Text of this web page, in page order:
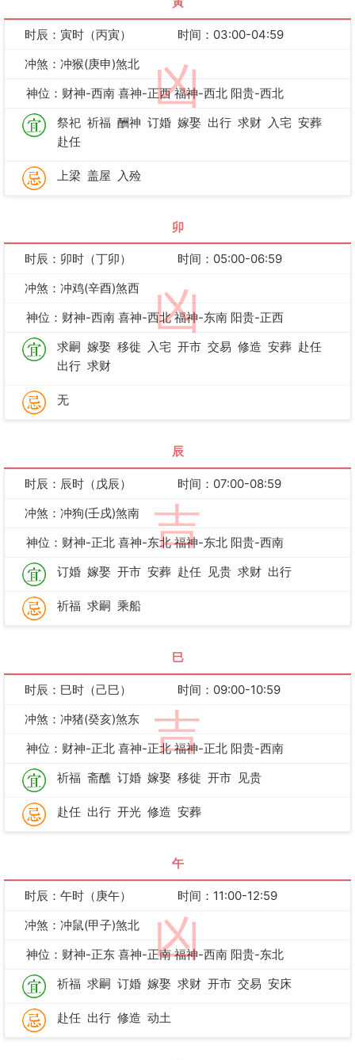
凶
时辰：寅时（丙寅）
时间：03:00-04:59
冲煞：冲猴(庚申)煞北
神位：财神-西南 喜神-正西 福神-西北 阳贵-西北
祭祀 祈福 酬神 订婚 嫁娶 出行 求财 入宅 安葬
赴任
上梁 盖屋 入殓
卯
凶
时辰：卯时（丁卯）
时间：05:00-06:59
冲煞：冲鸡(辛酉)煞西
神位：财神-西南 喜神-西北 福神-东南 阳贵-正西
求嗣 嫁娶 移徙 入宅 开市 交易 修造 安葬 赴任
出行 求财
无
辰
吉
时辰：辰时（戊辰）
时间：07:00-08:59
冲煞：冲狗(壬戌)煞南
神位：财神-正北 喜神-东北 福神-东北 阳贵-西南
订婚 嫁娶 开市 安葬 赴任 见贵 求财 出行
祈福 求嗣 乘船
巳
吉
时辰：巳时（己巳）
时间：09:00-10:59
冲煞：冲猪(癸亥)煞东
神位：财神-正北 喜神-正北 福神-正北 阳贵-西南
祈福 斋醮 订婚 嫁娶 移徙 开市 见贵
赴任 出行 开光 修造 安葬
午
凶
时辰：午时（庚午）
时间：11:00-12:59
冲煞：冲鼠(甲子)煞北
神位：财神-正东 喜神-正南 福神-西南 阳贵-东北
祈福 求嗣 订婚 嫁娶 求财 开市 交易 安床
赴任 出行 修造 动土